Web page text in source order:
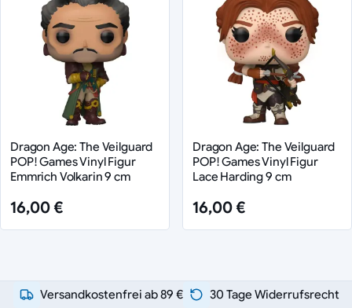
Dragon Age: The Veilguard
POP! Games Vinyl Figur
Emmrich Volkarin 9 cm
16,00 €
Dragon Age: The Veilguard
POP! Games Vinyl Figur
Lace Harding 9 cm
16,00 €
Versandkostenfrei ab 89 €
30 Tage Widerrufsrecht